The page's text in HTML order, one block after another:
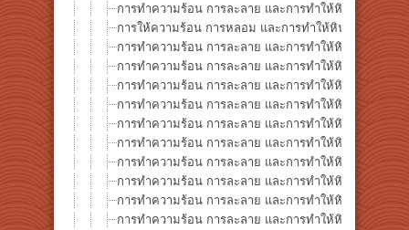
การทำความร้อน การละลาย และการทำให้หินกลายเป็น
การให้ความร้อน การหลอม และการทำให้หินกลายเป็นแ
การทำความร้อน การละลาย และการทำให้หินกลายเป็น
การทำความร้อน การละลาย และการทำให้หินกลายเป็นแ
การทำความร้อน การละลาย และการทำให้หินกลายเป็น
การทำความร้อน การละลาย และการทำให้หินกลายเป็น
การทำความร้อน การละลาย และการทำให้หินกลายเป็น
การทำความร้อน การละลาย และการทำให้หินกลายเป็น
การทำความร้อน การละลาย และการทำให้หินกลายเป็น
การทำความร้อน การละลาย และการทำให้หินกลายเป็นแ
การทำความร้อน การละลาย และการทำให้หินกลายเป็น
การทำความร้อน การละลาย และการทำให้หินกลายเป็น